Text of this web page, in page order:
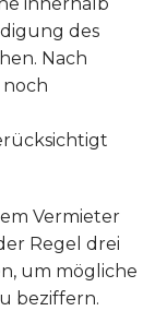
des
Nach
Vermieter
Regel drei
um mögliche
beziffern.